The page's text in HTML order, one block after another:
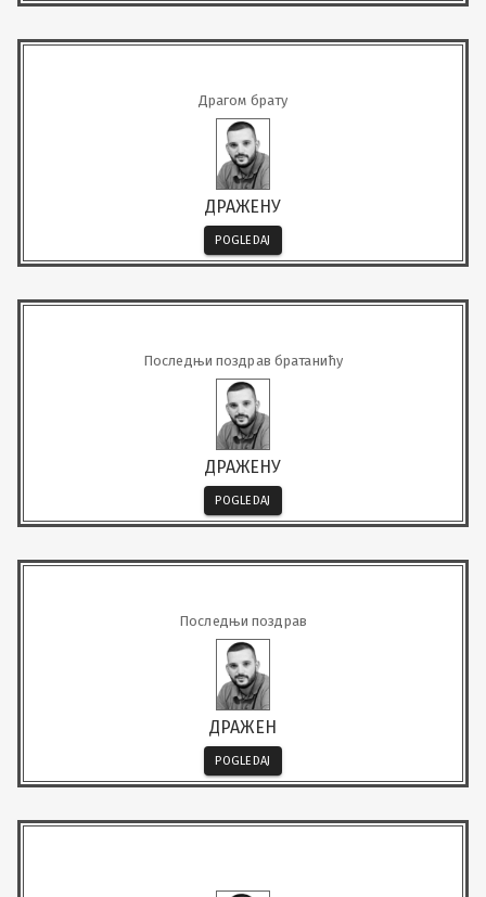
Драгом брату
ДРАЖЕНУ
POGLEDAJ
Последњи поздрав братанићу
ДРАЖЕНУ
POGLEDAJ
Последњи поздрав
ДРАЖЕН
POGLEDAJ